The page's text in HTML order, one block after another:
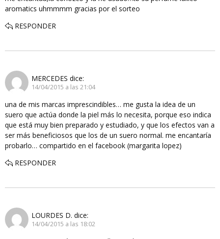
aromatics uhmmmm gracias por el sorteo
RESPONDER
MERCEDES dice:
14/04/2015 a las 21:04
una de mis marcas imprescindibles… me gusta la idea de un
suero que actúa donde la piel más lo necesita, porque eso indica
que está muy bien preparado y estudiado, y que los efectos van a
ser más beneficiosos que los de un suero normal. me encantaría
probarlo… compartido en el facebook (margarita lopez)
RESPONDER
LOURDES D. dice:
14/04/2015 a las 18:02